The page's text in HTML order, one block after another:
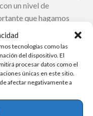
tecnologías como las
del dispositivo. El
procesar datos como el
únicas en este sitio.
afectar negativamente a
un nivel de
que hagamos
aumentar nuestras
Descubra aquí cómo